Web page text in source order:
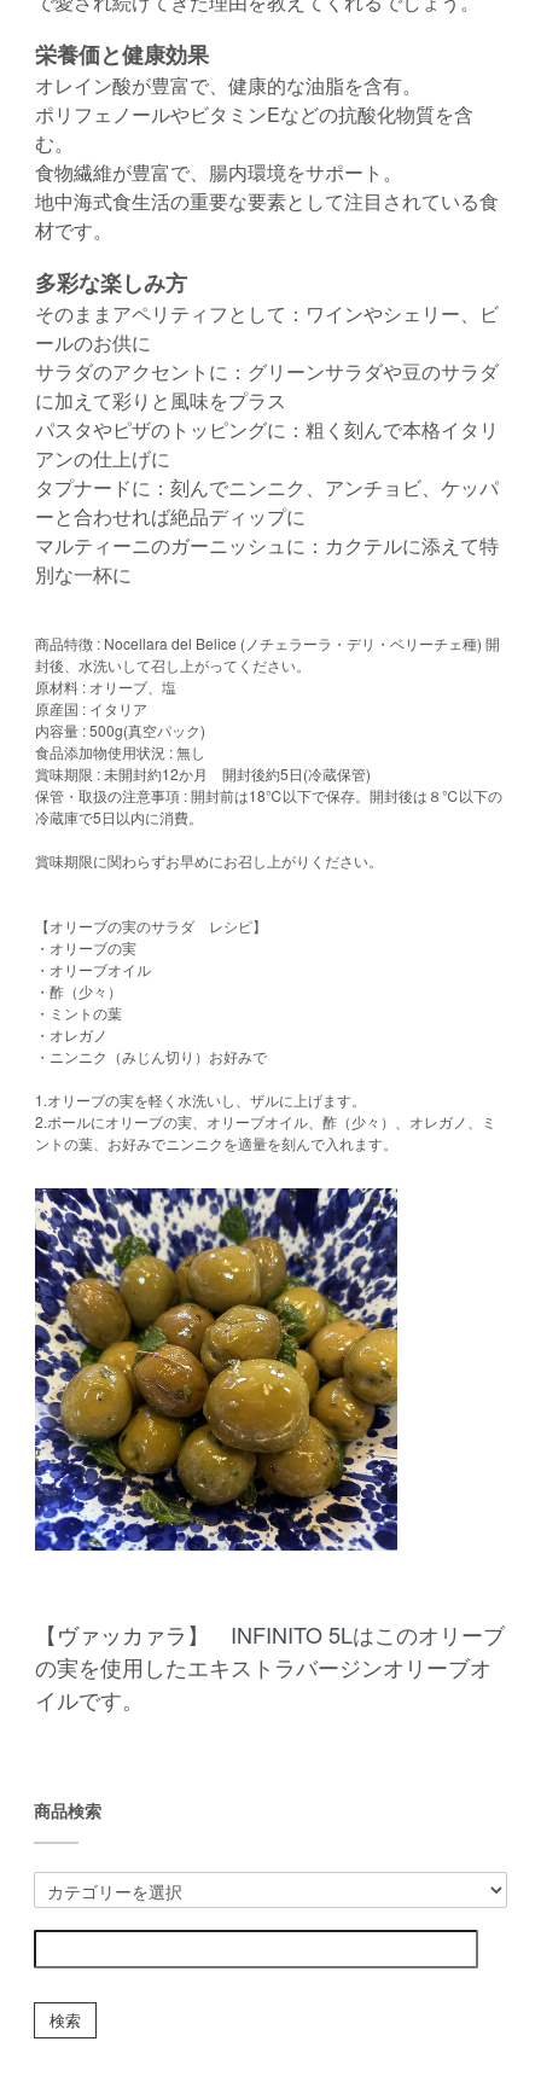
栄養価と健康効果
オレイン酸が豊富で、健康的な油脂を含有。
ポリフェノールやビタミンEなどの抗酸化物質を含
む。
食物繊維が豊富で、腸内環境をサポート。
地中海式食生活の重要な要素として注目されている食
材です。
多彩な楽しみ方
そのままアペリティフとして：ワインやシェリー、ビ
ールのお供に
サラダのアクセントに：グリーンサラダや豆のサラダ
に加えて彩りと風味をプラス
パスタやピザのトッピングに：粗く刻んで本格イタリ
アンの仕上げに
タプナードに：刻んでニンニク、アンチョビ、ケッパ
ーと合わせれば絶品ディップに
マルティーニのガーニッシュに：カクテルに添えて特
別な一杯に
商品特徴 : Nocellara del Belice (ノチェラーラ・デリ・ベリーチェ種) 開
封後、水洗いして召し上がってください。
原材料 : オリーブ、塩
原産国 : イタリア
内容量 : 500g(真空パック)
食品添加物使用状況 : 無し
賞味期限 : 未開封約12か月 開封後約5日(冷蔵保管)
保管・取扱の注意事項 : 開封前は18℃以下で保存。開封後は８℃以下の
冷蔵庫で5日以内に消費。
賞味期限に関わらずお早めにお召し上がりください。
【オリーブの実のサラダ レシピ】
・オリーブの実
・オリーブオイル
・酢（少々）
・ミントの葉
・オレガノ
・ニンニク（みじん切り）お好みで
1.オリーブの実を軽く水洗いし、ザルに上げます。
2.ボールにオリーブの実、オリーブオイル、酢（少々）、オレガノ、ミ
ントの葉、お好みでニンニクを適量を刻んで入れます。
【ヴァッカァラ】 INFINITO 5Lはこのオリーブ
の実を使用したエキストラバージンオリーブオ
イルです。
商品検索
検索